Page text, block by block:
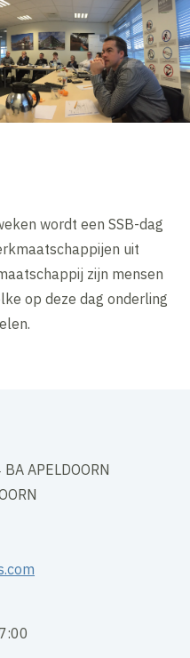
wordt een SSB-dag
uit
zijn mensen
op deze dag onderling
APELDOORN